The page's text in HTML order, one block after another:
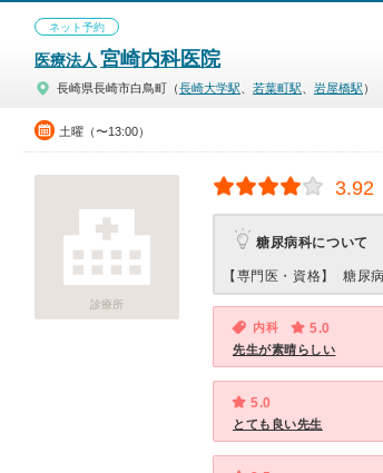
ネット予約
医療法人 宮崎内科医院
長崎県長崎市白鳥町（長崎大学駅 若葉町駅 岩屋橋駅 ）
土曜（〜13:00）
診療所
3.92
糖尿病科について
【専門医・資格】 糖尿
内科 5.0
先生が素晴らしい
5.0
とても良い先生